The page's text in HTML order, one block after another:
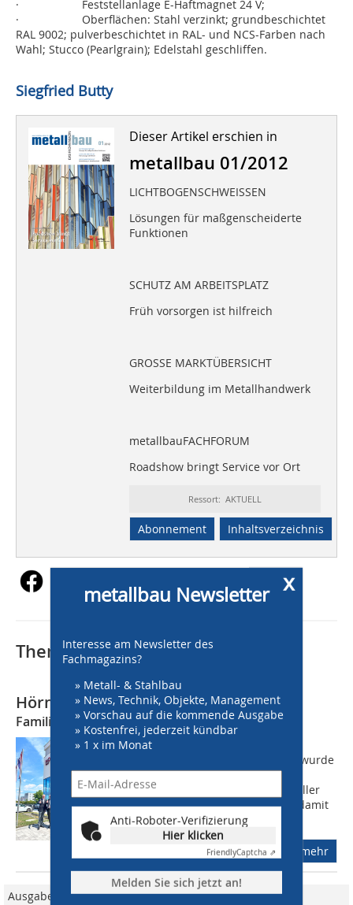
· Feststellanlage E-Haftmagnet 24 V;
· Oberflächen: Stahl verzinkt; grundbeschichtet
RAL 9002; pulverbeschichtet in RAL- und NCS-Farben nach
Wahl; Stucco (Pearlgrain); Edelstahl geschliffen.
Siegfried Butty
Dieser Artikel erschien in
metallbau 01/2012
LICHTBOGENSCHWEISSEN
Lösungen für maßgenscheiderte
Funktionen
SCHUTZ AM ARBEITSPLATZ
Früh vorsorgen ist hilfreich
GROSSE MARKTÜBERSICHT
Weiterbildung im Metallhandwerk
metallbauFACHFORUM
Roadshow bringt Service vor Ort
Ressort: AKTUELL
Abonnement Inhaltsverzeichnis
x
metallbau Newsletter
Interesse am Newsletter des
Fachmagazins?
» Metall- & Stahlbau
» News, Technik, Objekte, Management
» Vorschau auf die kommende Ausgabe
» Kostenfrei, jederzeit kündbar
» 1 x im Monat
Anti-Roboter-Verifizierung
Hier klicken
FriendlyCaptcha ⇗
Melden Sie sich jetzt an!
Thematisch passende Artikel:
Hörmann kauft Holler Tore
Familie Holler behält Geschäftsführung
Der Hersteller Holler Tore mit Sitz im
österreichischen Wagna (Steiermark) wurde
von der Hörmann-Gruppe 100%
übernommen. Der Tür- und Torhersteller
mit Zentrale in Steinhagen erweitert damit
sein...
mehr
Ausgabe 06/2017